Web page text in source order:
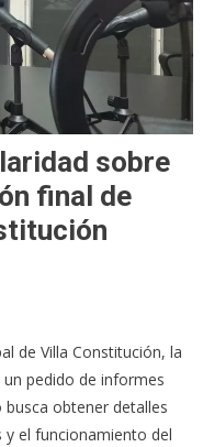
sobre
final de
de Villa Constitución, la
pedido de informes
obtener detalles
y el funcionamiento del